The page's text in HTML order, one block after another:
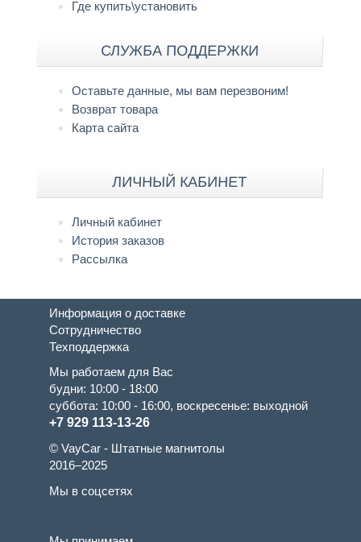
Где купить\установить
СЛУЖБА ПОДДЕРЖКИ
Оставьте данные, мы вам перезвоним!
Возврат товара
Карта сайта
ЛИЧНЫЙ КАБИНЕТ
Личный кабинет
История заказов
Рассылка
Информация о доставке
Сотрудничество
Техподдержка
Мы работаем для Вас
будни: 10:00 - 18:00
суббота: 10:00 - 16:00, воскресенье: выходной
+7 929 113-13-26
© VayCar - Штатные магнитолы
2016–2025
Мы в соцсетях